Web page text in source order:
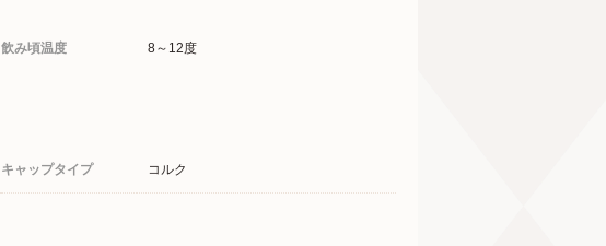
飲み頃温度 8～12度
キャップタイプ コルク